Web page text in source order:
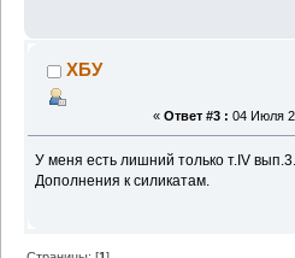
ХБУ
« Ответ #3 : 04 Июля
У меня есть лишний только т.IV
Дополнения к силикатам.